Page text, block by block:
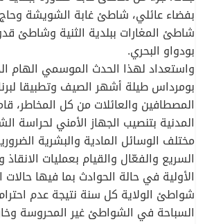
بفضاء عائلي، شاطئ غابة الشويشة وحاج
شاطئ المغارات ببلدية الثنية وشاطئ
بودواو البحري.
واستعداد لهذا الحدث الموسمي الهام
بومرداس طيلة أشهر الصيف وتطبيقا
المصطافين والعائلات من كل المخاطر،
المدنية بتنصيب الجهاز الأمني لحراسة
مختلف الوسائل المادية والبشرية
السريع والفعّال والقيام بعمليات
الأولية في حالة الحوادث بما فيها
شواطئ الولاية كل سنة نتيجة عدم
السباحة في الشواطئ غير المحروسة